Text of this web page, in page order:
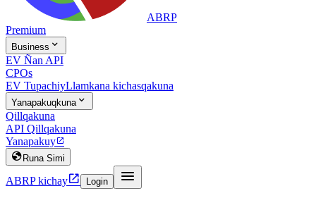
ABRP
Premium
Business 
EV Ñan API
CPOs
EV TupachiyLlamkana kichasqakuna
Yanapakuqkuna 
Qillqakuna
API Qillqakuna
Yanapakuy
 Runa Simi
ABRP kichay Login 